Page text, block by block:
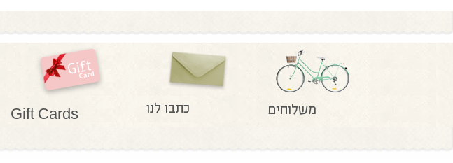
משלוחים כתבו לנו Gift Cards